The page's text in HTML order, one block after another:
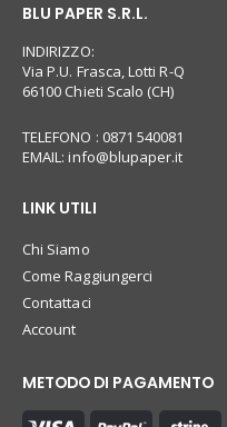
BLU PAPER S.R.L.
INDIRIZZO:
Via P.U. Frasca, Lotti R-Q
66100 Chieti Scalo (CH)
TELEFONO : 0871 540081
EMAIL:info@blupaper.it
LINK UTILI
Chi Siamo
Come Raggiungerci
Contattaci
Account
METODO DI PAGAMENTO